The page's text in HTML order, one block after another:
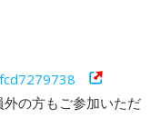
の方もご参加いただ